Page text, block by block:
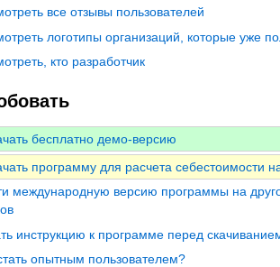
все отзывы пользователей
логотипы организаций, которые уже
кто разработчик
бесплатно демо-версию
программу для расчета себестоимости
международную версию программы на
инструкцию к программе перед
опытным пользователем?